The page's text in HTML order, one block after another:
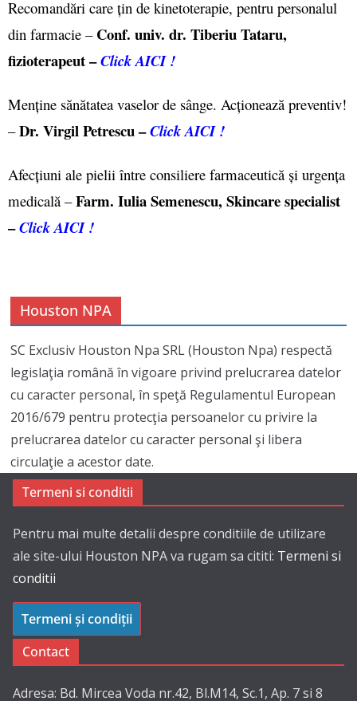
Recomandări care țin de kinetoterapie, pentru personalul
din farmacie – Conf. univ. dr. Tiberiu Tataru,
fizioterapeut –Click AICI !
Menține sănătatea vaselor de sânge. Acționează preventiv!
–Dr. Virgil Petrescu –Click AICI !
Afecțiuni ale pielii între consiliere farmaceutică și urgența
medicală –Farm. Iulia Semenescu, Skincare specialist
–Click AICI !
Houston NPA
SC Exclusiv Houston Npa SRL (Houston Npa) respectă
legislaţia română în vigoare privind prelucrarea datelor
cu caracter personal, în speţă Regulamentul European
2016/679 pentru protecţia persoanelor cu privire la
prelucrarea datelor cu caracter personal şi libera
circulaţie a acestor date.
Termeni si conditii
Pentru mai multe detalii despre conditiile de utilizare
ale site-ului Houston NPA va rugam sa cititi: Termeni si
conditii
Termeni și condiții
Contact
Adresa: Bd. Mircea Voda nr.42, Bl.M14, Sc.1, Ap. 7 si 8